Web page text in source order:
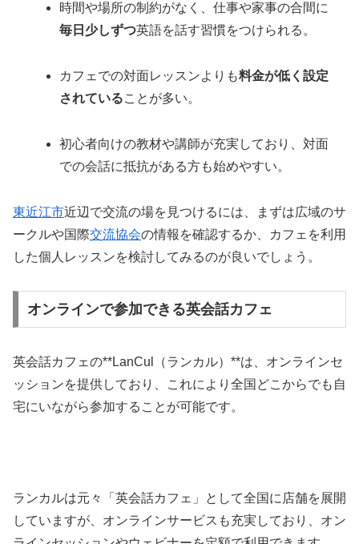
時間や場所の制約がなく、仕事や家事の合間に
毎日少しずつ英語を話す習慣をつけられる。
カフェでの対面レッスンよりも料金が低く設定
されていることが多い。
初心者向けの教材や講師が充実しており、対面
での会話に抵抗がある方も始めやすい。
東近江市近辺で交流の場を見つけるには、まずは広域のサ
ークルや国際交流協会の情報を確認するか、カフェを利用
した個人レッスンを検討してみるのが良いでしょう。
オンラインで参加できる英会話カフェ
英会話カフェの**LanCul（ランカル）**は、オンラインセ
ッションを提供しており、これにより全国どこからでも自
宅にいながら参加することが可能です。
ランカルは元々「英会話カフェ」として全国に店舗を展開
していますが、オンラインサービスも充実しており、オン